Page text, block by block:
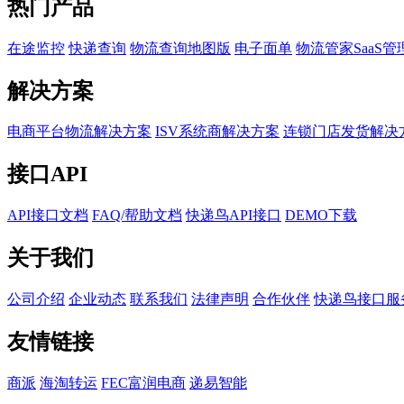
热门产品
在途监控 快递查询 物流查询地图版 电子面单 物流管家SaaS管
解决方案
电商平台物流解决方案 ISV系统商解决方案 连锁门店发货解决
接口API
API接口文档 FAQ/帮助文档 快递鸟API接口 DEMO下载
关于我们
公司介绍 企业动态 联系我们 法律声明 合作伙伴 快递鸟接口服
友情链接
商派 海淘转运 FEC富润电商 递易智能